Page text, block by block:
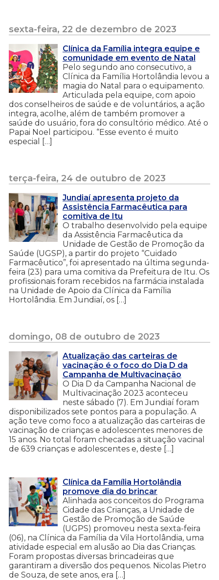
sexta-feira, 22 de dezembro de 2023
Clínica da Família integra equipe e
comunidade em evento de Natal
Pelo segundo ano consecutivo, a
Clínica da Família Hortolândia levou a
magia do Natal para o equipamento.
Articulada pela equipe, com apoio
dos conselheiros de saúde e de voluntários, a ação
integra, acolhe, além de também promover a
saúde do usuário, fora do consultório médico. Até o
Papai Noel participou. “Esse evento é muito
especial […]
terça-feira, 24 de outubro de 2023
Jundiaí apresenta projeto da
Assistência Farmacêutica para
comitiva de Itu
O trabalho desenvolvido pela equipe
da Assistência Farmacêutica da
Unidade de Gestão de Promoção da
Saúde (UGSP), a partir do projeto “Cuidado
Farmacêutico”, foi apresentado na última segunda-
feira (23) para uma comitiva da Prefeitura de Itu. Os
profissionais foram recebidos na farmácia instalada
na Unidade de Apoio da Clínica da Família
Hortolândia. Em Jundiaí, os […]
domingo, 08 de outubro de 2023
Atualização das carteiras de
vacinação é o foco do Dia D da
Campanha de Multivacinação
O Dia D da Campanha Nacional de
Multivacinação 2023 aconteceu
neste sábado (7). Em Jundiaí foram
disponibilizados sete pontos para a população. A
ação teve como foco a atualização das carteiras de
vacinação de crianças e adolescentes menores de
15 anos. No total foram checadas a situação vacinal
de 639 crianças e adolescentes e, deste […]
Clínica da Família Hortolândia
promove dia do brincar
Alinhada aos conceitos do Programa
Cidade das Crianças, a Unidade de
Gestão de Promoção de Saúde
(UGPS) promoveu nesta sexta-feira
(06), na Clínica da Família da Vila Hortolândia, uma
atividade especial em alusão ao Dia das Crianças.
Foram propostas diversas brincadeiras que
garantiram a diversão dos pequenos. Nicolas Pietro
de Souza, de sete anos, era […]